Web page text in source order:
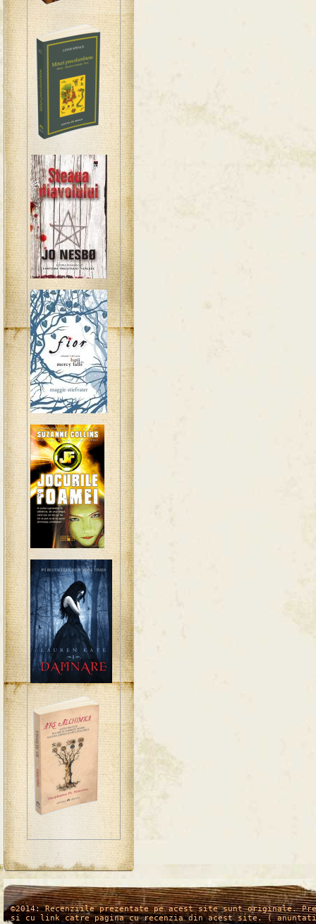
/* */
©2014: Recenziile prezentate pe acest site sunt originale.
si cu link catre pagina cu recenzia din acest site. (